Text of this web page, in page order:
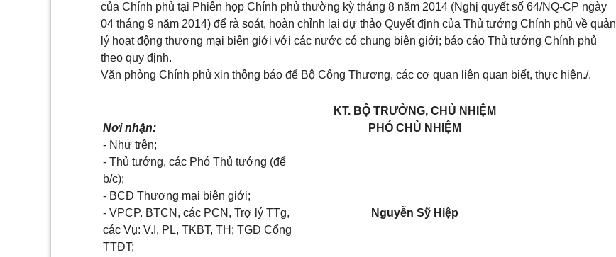
của Chính phủ tại Phiên họp Chính phủ thường kỳ tháng 8 năm 2014 (Nghị quyết số 64/NQ-CP ngày
04 tháng 9 năm 2014) để rà soát, hoàn chỉnh lại dự thảo Quyết định của Thủ tướng Chính phủ về quản
lý hoạt động thương mại biên giới với các nước có chung biên giới; báo cáo Thủ tướng Chính phủ
theo quy định.
Văn phòng Chính phủ xin thông báo để Bộ Công Thương, các cơ quan liên quan biết, thực hiện./.
Nơi nhận:
- Như trên;
- Thủ tướng, các Phó Thủ tướng (để
b/c);
- BCĐ Thương mại biên giới;
- VPCP. BTCN, các PCN, Trợ lý TTg,
các Vụ: V. , PL, TKBT, TH; TGĐ Cổng
TTĐT;
KT. BỘ TRƯỞNG, CHỦ NHIỆM
PHÓ CHỦ NHIỆM
Nguyễn Sỹ Hiệp